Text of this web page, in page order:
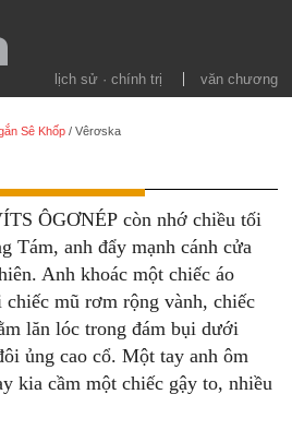
lịch sử · chính trị văn chương
Sê Khốp /Vêrơska
ÔGƠNÉP còn nhớ chiều tối
Tám, anh đẩy mạnh cánh cửa
Anh khoác một chiếc áo
chiếc mũ rơm rộng vành, chiếc
lăn lóc trong đám bụi dưới
ủng cao cổ. Một tay anh ôm
kia cầm một chiếc gậy to, nhiều